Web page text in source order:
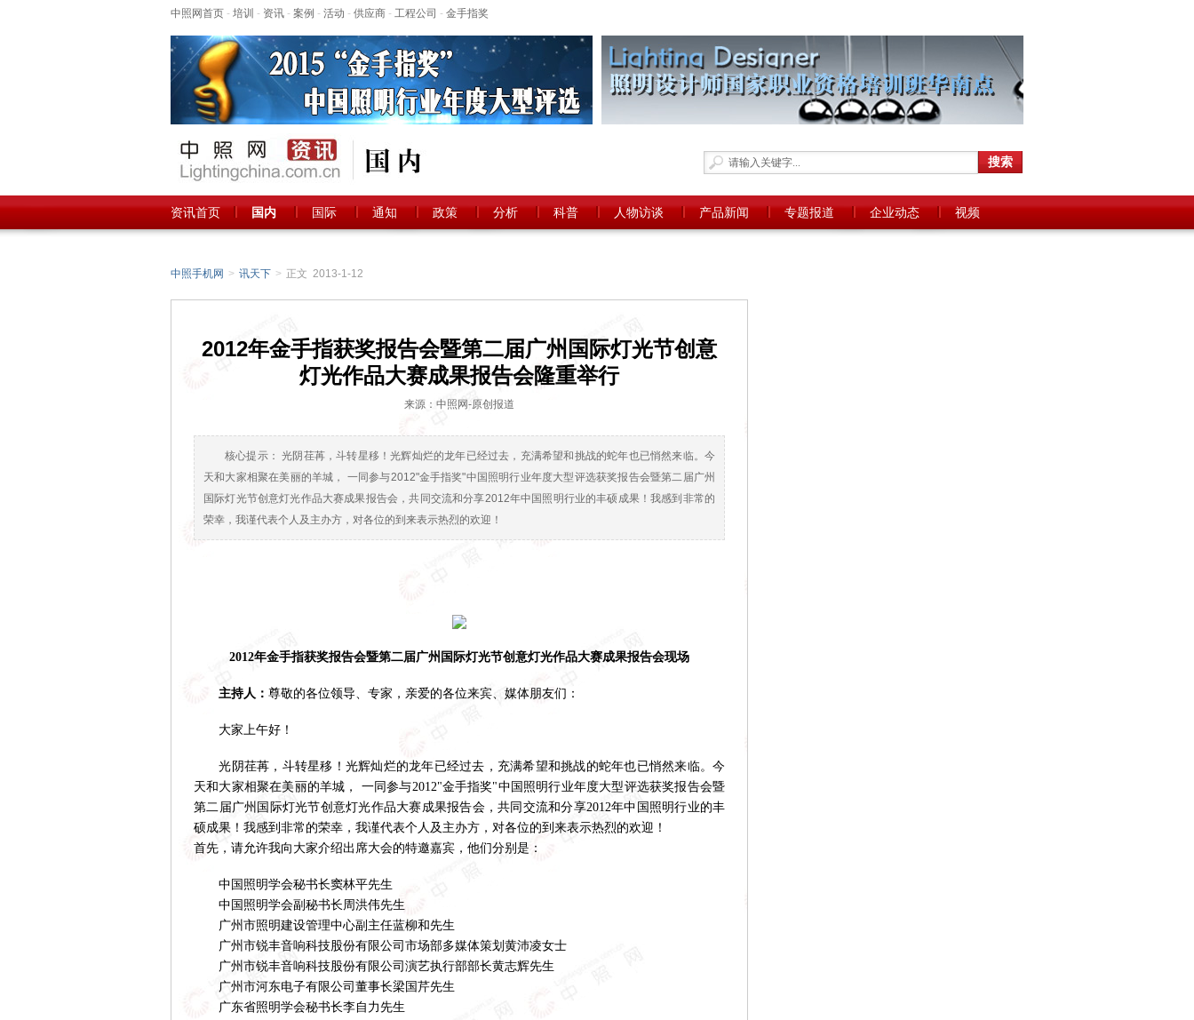
中照网首页 - 培训 - 资讯 - 案例 - 活动 - 供应商 - 工程公司 - 金手指奖
资讯首页 国内 国际 通知 政策 分析 科普 人物访谈 产品新闻 专题报道 企业动态 视频
中照手机网 > 讯天下 > 正文 2013-1-12
2012年金手指获奖报告会暨第二届广州国际灯光节创意
灯光作品大赛成果报告会隆重举行
来源：中照网-原创报道
核心提示： 光阴荏苒，斗转星移！光辉灿烂的龙年已经过去，充满希望和挑战的蛇年也已悄然来临。今
天和大家相聚在美丽的羊城， 一同参与2012"金手指奖"中国照明行业年度大型评选获奖报告会暨第二届广州
国际灯光节创意灯光作品大赛成果报告会，共同交流和分享2012年中国照明行业的丰硕成果！我感到非常的
荣幸，我谨代表个人及主办方，对各位的到来表示热烈的欢迎！
2012年金手指获奖报告会暨第二届广州国际灯光节创意灯光作品大赛成果报告会现场
主持人： 尊敬的各位领导、专家，亲爱的各位来宾、媒体朋友们：
大家上午好！
光阴荏苒，斗转星移！光辉灿烂的龙年已经过去，充满希望和挑战的蛇年也已悄然来临。今
天和大家相聚在美丽的羊城， 一同参与2012"金手指奖"中国照明行业年度大型评选获奖报告会暨
第二届广州国际灯光节创意灯光作品大赛成果报告会，共同交流和分享2012年中国照明行业的丰
硕成果！我感到非常的荣幸，我谨代表个人及主办方，对各位的到来表示热烈的欢迎！
首先，请允许我向大家介绍出席大会的特邀嘉宾，他们分别是：
中国照明学会秘书长窦林平先生
中国照明学会副秘书长周洪伟先生
广州市照明建设管理中心副主任蓝柳和先生
广州市锐丰音响科技股份有限公司市场部多媒体策划黄沛凌女士
广州市锐丰音响科技股份有限公司演艺执行部部长黄志辉先生
广州市河东电子有限公司董事长梁国芹先生
广东省照明学会秘书长李自力先生